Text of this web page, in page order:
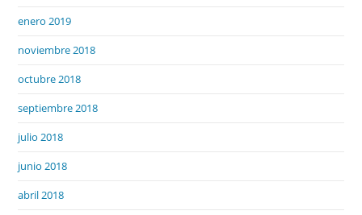
enero 2019
noviembre 2018
octubre 2018
septiembre 2018
julio 2018
junio 2018
abril 2018